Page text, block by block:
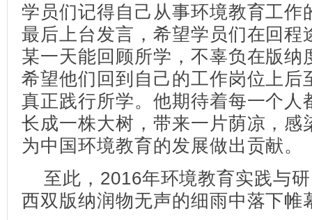
学员们记得自己从事环境教育工作
最后上台发言，希望学员们在回程
某一天能回顾所学，不辜负在版纳
希望他们回到自己的工作岗位上后
真正践行所学。他期待着每一个人
长成一株大树，带来一片荫凉，感
为中国环境教育的发展做出贡献。
至此，2016年环境教育实践与
西双版纳润物无声的细雨中落下帷